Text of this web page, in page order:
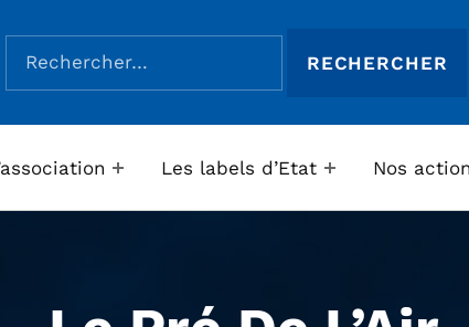
Rechercher :
Les labels d’Etat Nos